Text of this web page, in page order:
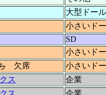
大型ドール
小さいド
SD
小さいド
欠席
小さいド
ス
企業
ス
企業